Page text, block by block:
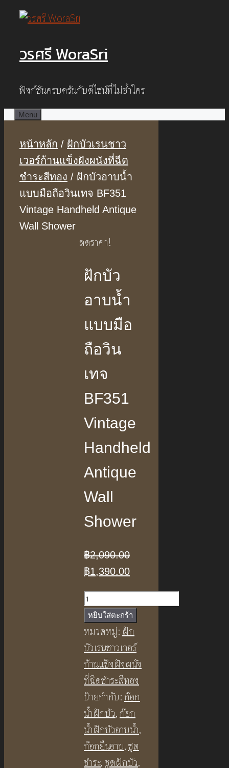
Skip
content
วรศรี WoraSri
ฟังก์ชันครบครันกับดีไซน์ที่ไม่ซ้ำใคร
Menu
หน้าหลัก / ฝักบัวเรนชาว
เวอร์ก้านแข็งฝังผนังที่ฉีด
ชำระสีทอง / ฝักบัวอาบน้ำ
แบบมือถือวินเทจ BF351
Vintage Handheld Antique
Wall Shower
ลดราคา!
ฝักบัว
อาบน้ำ
แบบมือ
ถือวิน
เทจ
BF351
Vintage
Handheld
Antique
Wall
Shower
฿2,090.00
Original
was:
฿2,090.00.
฿1,390.00Current
is:
฿1,390.00.
จำนวน
ฝักบัว
อาบ
น้ำ
แบบ
มือ
ถือ
วิน
เทจ
BF351
Vintage
หยิบใส่ตะกร้า
หมวดหมู่: ฝัก
บัวเรนชาวเวอร์
ก้านแข็งฝังผนัง
ที่ฉีดชำระสีทอง
ป้ายกำกับ:ก๊อก
น้ำฝักบัว,ก๊อก
น้ำฝักบัวอาบน้ำ,
ก๊อกยืนอาบ,ชุด
ชําระ,ชุดฝักบัว,